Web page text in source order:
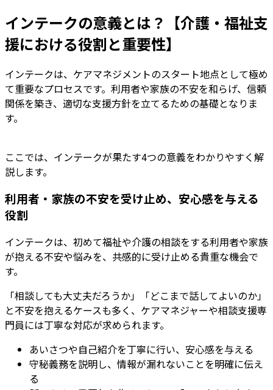
インテークの意義とは？【介護・福祉支
援における役割と重要性】
インテークは、ケアマネジメントのスタート地点として極め
て重要なプロセスです。利用者や家族の不安を和らげ、信頼
関係を築き、適切な支援方針を立てるための基礎となりま
す。
ここでは、インテークが果たす4つの意義をわかりやすく解
説します。
利用者・家族の不安を受け止め、安心感を与える
役割
インテークは、初めて福祉や介護の相談をする利用者や家族
が抱える不安や悩みを、共感的に受け止める貴重な機会で
す。
「相談しても大丈夫だろうか」「どこまで話してよいのか」
と不安を抱えるケースも多く、ケアマネジャーや相談支援専
門員には丁寧な対応が求められます。
あいさつや自己紹介を丁寧に行い、安心感を与える
守秘義務を説明し、情報が漏れないことを明確に伝え
る